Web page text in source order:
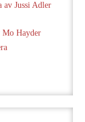
av Jussi Adler
Mo Hayder